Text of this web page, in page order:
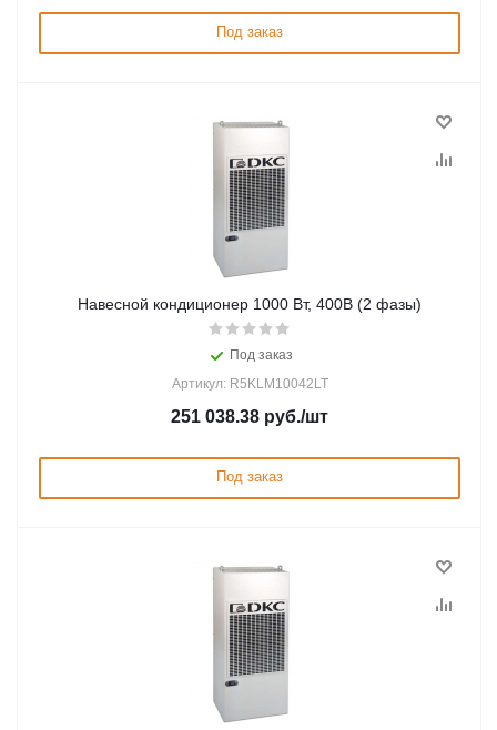
Под заказ
Навесной кондиционер 1000 Вт, 400В (2 фазы)
Под заказ
Артикул: R5KLM10042LT
251 038.38 руб./шт
Под заказ